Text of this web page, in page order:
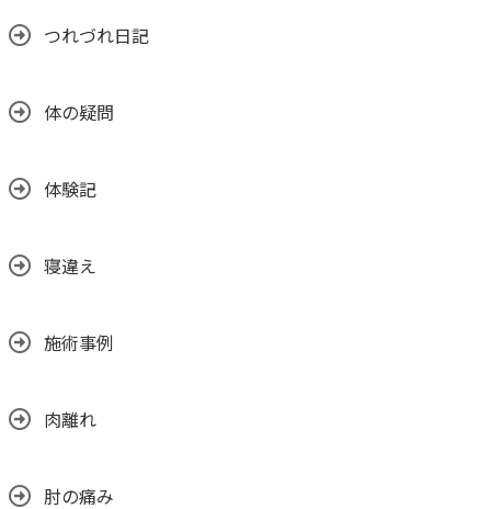
つれづれ日記
体の疑問
体験記
寝違え
施術事例
肉離れ
肘の痛み